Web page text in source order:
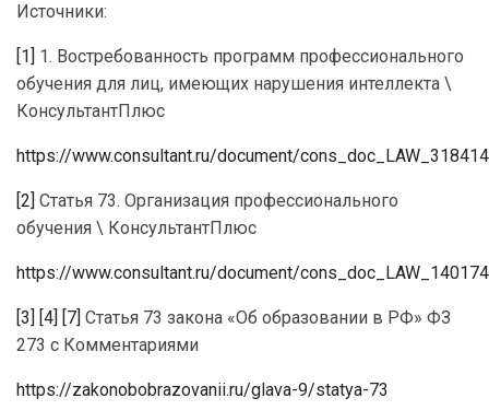
Источники:
[1] 1. Востребованность программ профессионального
обучения для лиц, имеющих нарушения интеллекта \
КонсультантПлюс
https://www.consultant.ru/document/
[2] Статья 73. Организация профессионального
обучения \ КонсультантПлюс
https://www.consultant.ru/document/
[3] [4] [7] Статья 73 закона «Об образовании в РФ» ФЗ
273 с Комментариями
https://zakonobobrazovanii.ru/glava-9/statya-73